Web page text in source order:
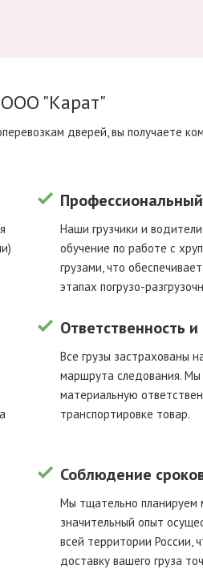
"Карат"
дверей, вы получаете
Наши грузчики и
обучение по работе с
грузами, что
этапах погрузо-
Ответственность
Все грузы застрахованы
маршрута следования.
материальную
транспортировке товар.
Соблюдение
Мы тщательно
значительный опыт
всей территории России,
доставку вашего груза